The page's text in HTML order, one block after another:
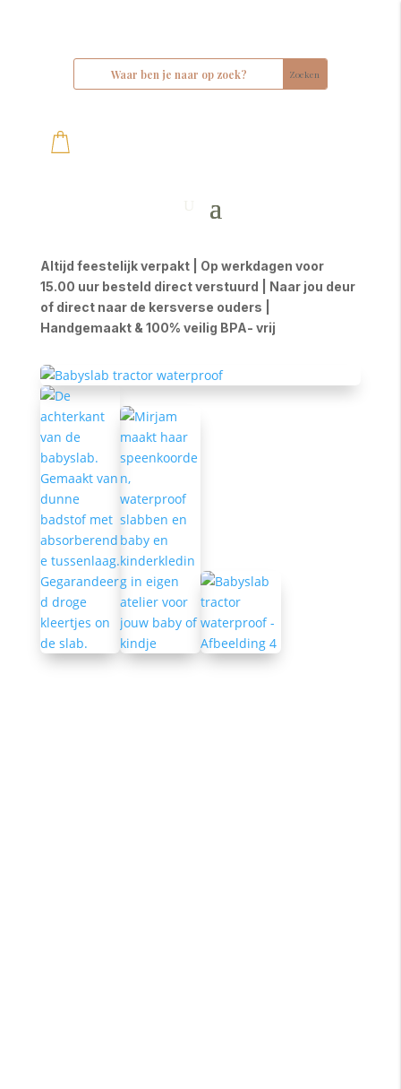
Altijd feestelijk verpakt | Op werkdagen voor
15.00 uur besteld direct verstuurd | Naar jou deur
of direct naar de kersverse ouders |
Handgemaakt & 100% veilig BPA- vrij